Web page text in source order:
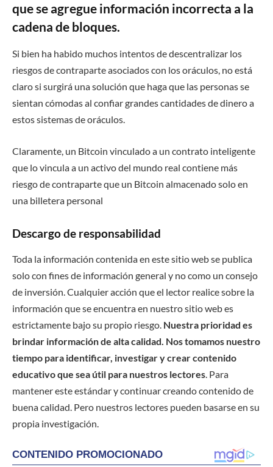
que se agregue información incorrecta a la
cadena de bloques.
Si bien ha habido muchos intentos de descentralizar los
riesgos de contraparte asociados con los oráculos, no está
claro si surgirá una solución que haga que las personas se
sientan cómodas al confiar grandes cantidades de dinero a
estos sistemas de oráculos.
Claramente, un Bitcoin vinculado a un contrato inteligente
que lo vincula a un activo del mundo real contiene más
riesgo de contraparte que un Bitcoin almacenado solo en
una billetera personal
Descargo de responsabilidad
Toda la información contenida en este sitio web se publica
solo con fines de información general y no como un consejo
de inversión. Cualquier acción que el lector realice sobre la
información que se encuentra en nuestro sitio web es
estrictamente bajo su propio riesgo. Nuestra prioridad es
brindar información de alta calidad. Nos tomamos nuestro
tiempo para identificar, investigar y crear contenido
educativo que sea útil para nuestros lectores. Para
mantener este estándar y continuar creando contenido de
buena calidad. Pero nuestros lectores pueden basarse en su
propia investigación.